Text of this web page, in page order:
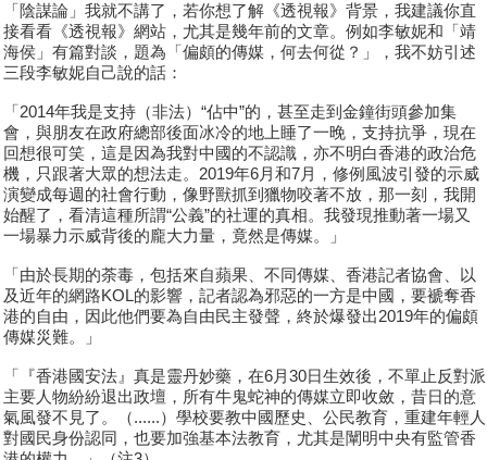
「陰謀論」我就不講了，若你想了解《透視報》背景，我建議你直
接看看《透視報》網站，尤其是幾年前的文章。例如李敏妮和「靖
海侯」有篇對談，題為「偏頗的傳媒，何去何從？」，我不妨引述
三段李敏妮自己說的話：
「2014年我是支持（非法）“佔中”的，甚至走到金鐘街頭參加集
會，與朋友在政府總部後面冰冷的地上睡了一晚，支持抗爭，現在
回想很可笑，這是因為我對中國的不認識，亦不明白香港的政治危
機，只跟著大眾的想法走。2019年6月和7月，修例風波引發的示威
演變成每週的社會行動，像野獸抓到獵物咬著不放，那一刻，我開
始醒了，看清這種所謂“公義”的社運的真相。我發現推動著一場又
一場暴力示威背後的龐大力量，竟然是傳媒。」
「由於長期的荼毒，包括來自蘋果、不同傳媒、香港記者協會、以
及近年的網路KOL的影響，記者認為邪惡的一方是中國，要褫奪香
港的自由，因此他們要為自由民主發聲，終於爆發出2019年的偏頗
傳媒災難。」
「『香港國安法』真是靈丹妙藥，在6月30日生效後，不單止反對派
主要人物紛紛退出政壇，所有牛鬼蛇神的傳媒立即收斂，昔日的意
氣風發不見了。（......）學校要教中國歷史、公民教育，重建年輕人
對國民身份認同，也要加強基本法教育，尤其是闡明中央有監管香